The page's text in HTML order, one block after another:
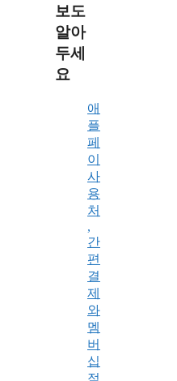
보도
알아
두세
요
애
플
페
이
사
용
처
,
간
편
결
제
와
멤
버
십
적